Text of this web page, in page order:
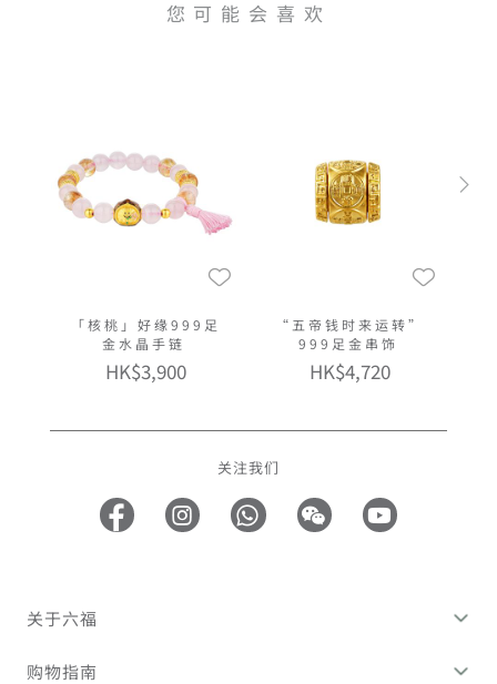
您可能会喜欢
「核桃」好缘999足
金水晶手链
HK$3,900
“五帝钱时来运转”
999足金串饰
HK$4,720
关注我们
关于六福
购物指南